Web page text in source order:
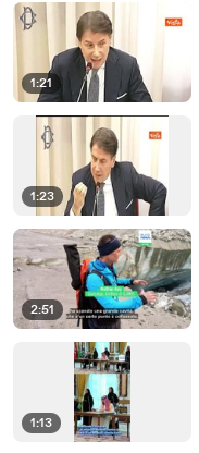
1:21
1:23
2:51
1:13